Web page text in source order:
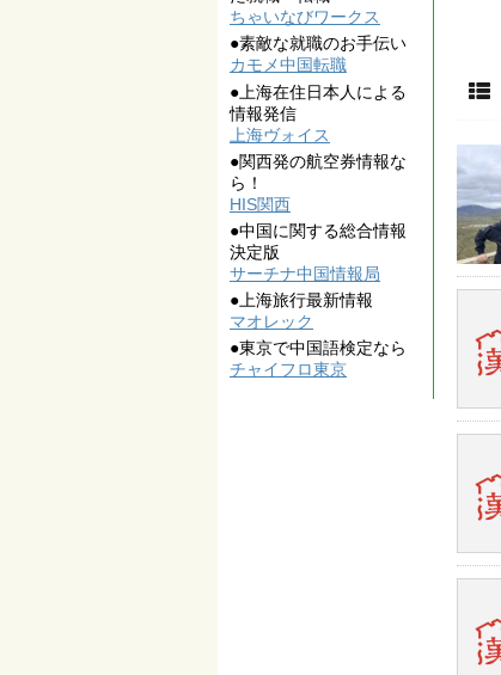
ちゃいなびワークス
●素敵な就職のお手伝い
カモメ中国転職
●上海在住日本人による
情報発信
上海ヴォイス
●関西発の航空券情報な
ら！
HIS関西
●中国に関する総合情報
決定版
サーチナ中国情報局
●上海旅行最新情報
マオレック
●東京で中国語検定なら
チャイフロ東京